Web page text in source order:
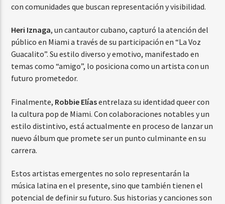
con comunidades que buscan representación y visibilidad.
Heri Iznaga, un cantautor cubano, capturó la atención del
público en Miami a través de su participación en “La Voz
Guacalito”. Su estilo diverso y emotivo, manifestado en
temas como “amigo”, lo posiciona como un artista con un
futuro prometedor.
Finalmente, Robbie Elíasentrelaza su identidad queer con
la cultura pop de Miami. Con colaboraciones notables y un
estilo distintivo, está actualmente en proceso de lanzar un
nuevo álbum que promete ser un punto culminante en su
carrera.
Estos artistas emergentes no solo representarán la
música latina en el presente, sino que también tienen el
potencial de definir su futuro. Sus historias y canciones son